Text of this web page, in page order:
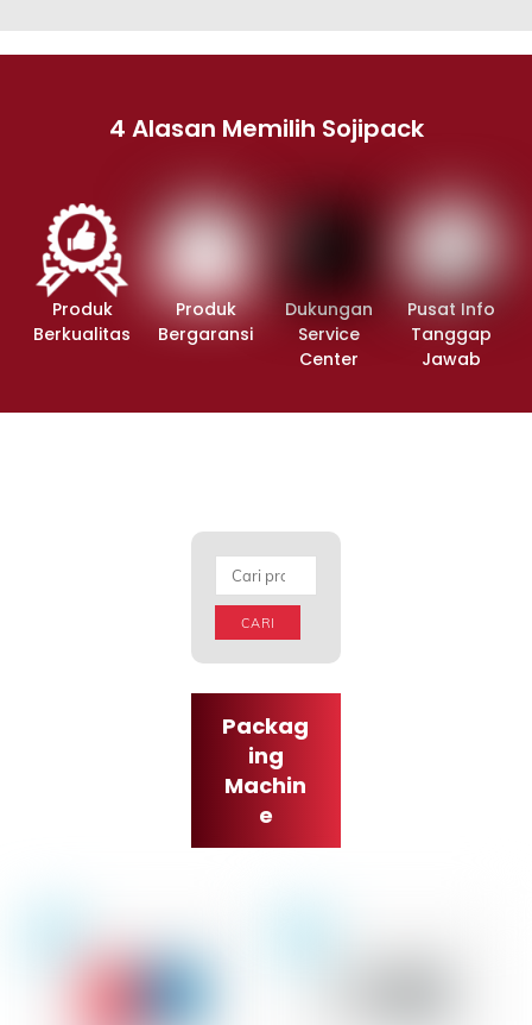
4 Alasan Memilih Sojipack
Produk
Berkualitas
Produk
Bergaransi
Dukungan
Service
Center
Pusat Info
Tanggap
Jawab
Pencarian
untuk:
CARI
Packag
ing
Machin
e